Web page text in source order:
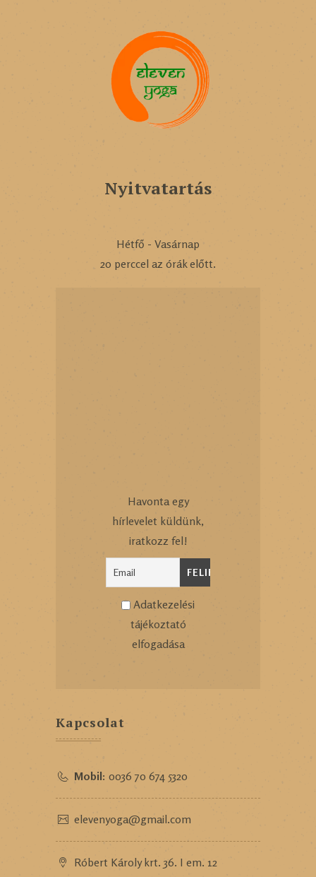
Nyitvatartás
Hétfő - Vasárnap
20 perccel az órák előtt.
Havonta egy
hírlevelet küldünk,
iratkozz fel!
Adatkezelési
tájékoztató
elfogadása
Kapcsolat
Mobil: 0036 70 674 5320
elevenyoga@gmail.com
Róbert Károly krt. 36. I em. 12